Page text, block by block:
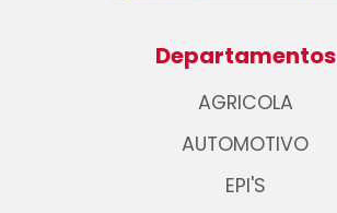
Departamentos
AGRICOLA
AUTOMOTIVO
EPI'S